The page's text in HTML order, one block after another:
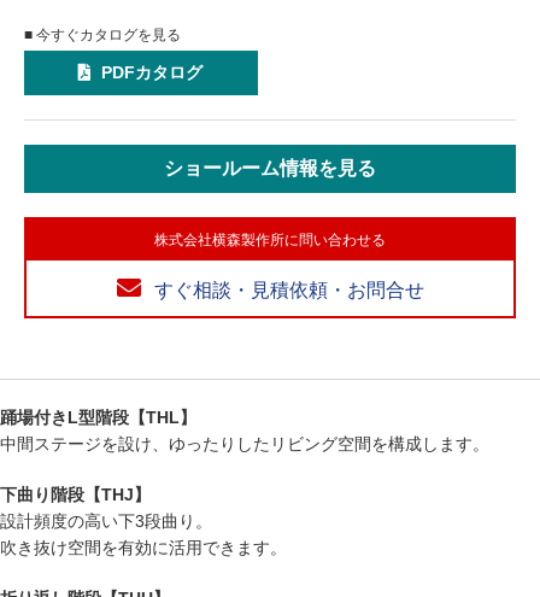
■ 今すぐカタログを見る
PDFカタログ
ショールーム情報を見る
株式会社横森製作所に問い合わせる
すぐ相談・見積依頼・お問合せ
踊場付きL型階段【THL】
中間ステージを設け、ゆったりしたリビング空間を構成します。
下曲り階段【THJ】
設計頻度の高い下3段曲り。
吹き抜け空間を有効に活用できます。